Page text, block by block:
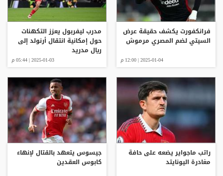
فرانكفورت يكشف حقيقة عرض
السيتي لضم المصري مرموش
2025-01-04 | 12:00 م
مدرب ليفربول يعزز التكهنات
حول إمكانية انتقال أرنولد إلى
ريال مدريد
2025-01-03 | 05:44 م
راتب ماجواير يضعه على حافة
مغادرة اليونايتد
جيسوس يتعهد بالقتال لإنهاء
كابوس العقدين